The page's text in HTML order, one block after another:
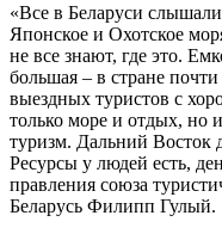
«Все в Беларуси
Японское и Охотское
не все знают, где это.
большая – в стране
выездных туристов с
только море и отдых, но
туризм. Дальний Восток
Ресурсы у людей есть,
правления союза
Беларусь Филипп Гулый.